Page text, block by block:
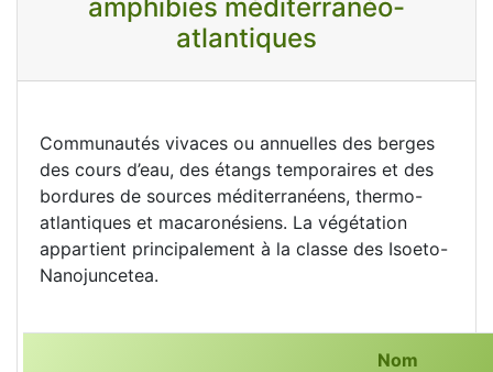
amphibies méditerranéo-
atlantiques
Communautés vivaces ou annuelles des berges
des cours d’eau, des étangs temporaires et des
bordures de sources méditerranéens, thermo-
atlantiques et macaronésiens. La végétation
appartient principalement à la classe des Isoeto-
Nanojuncetea.
Nom